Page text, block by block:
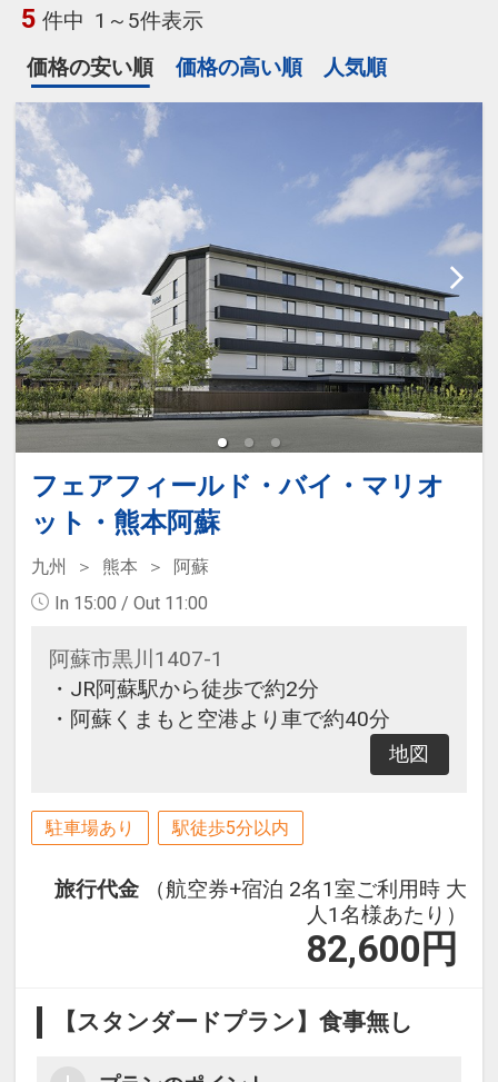
5 件中 1～5件表示
価格の安い順
価格の高い順 人気順
フェアフィールド・バイ・マリオ
ット・熊本阿蘇
九州 熊本
阿蘇
In 15:00 / Out 11:00
阿蘇市黒川1407-1
・JR阿蘇駅から徒歩で約2分
・阿蘇くまもと空港より車で約40分
地図
駐車場あり 駅徒歩5分以内
旅行代金
（航空券+宿泊 2名1室ご利用時 大
人1名様あたり）
82,600 円
【スタンダードプラン】食事無し